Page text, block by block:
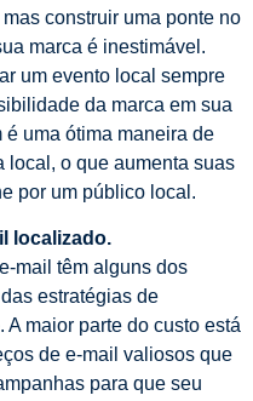
construir uma ponte no
marca é inestimável.
um evento local sempre
da marca em sua
uma ótima maneira de
local, o que aumenta suas
por um público local.
localizado.
mail têm alguns dos
estratégias de
maior parte do custo está
de e-mail valiosos que
para que seu